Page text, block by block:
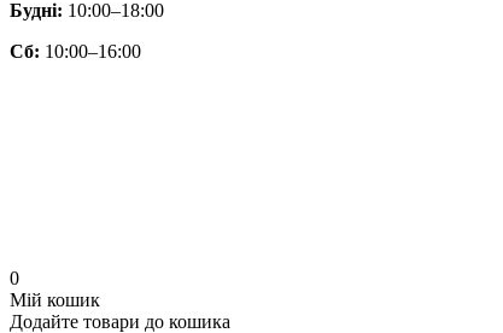
Будні: 10:00–18:00
Сб: 10:00–16:00
0
Мій кошик
Додайте товари до кошика